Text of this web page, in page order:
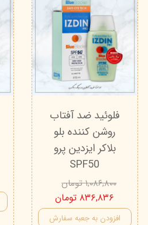
فلوئید ضد آفتاب
روشن کننده بلو
بلاکر ایزدین پرو
SPF50
۱,۰۸۶,۸۰۰ تومان
۸۳۶,۸۳۶ تومان
افزودن به جعبه سفارش